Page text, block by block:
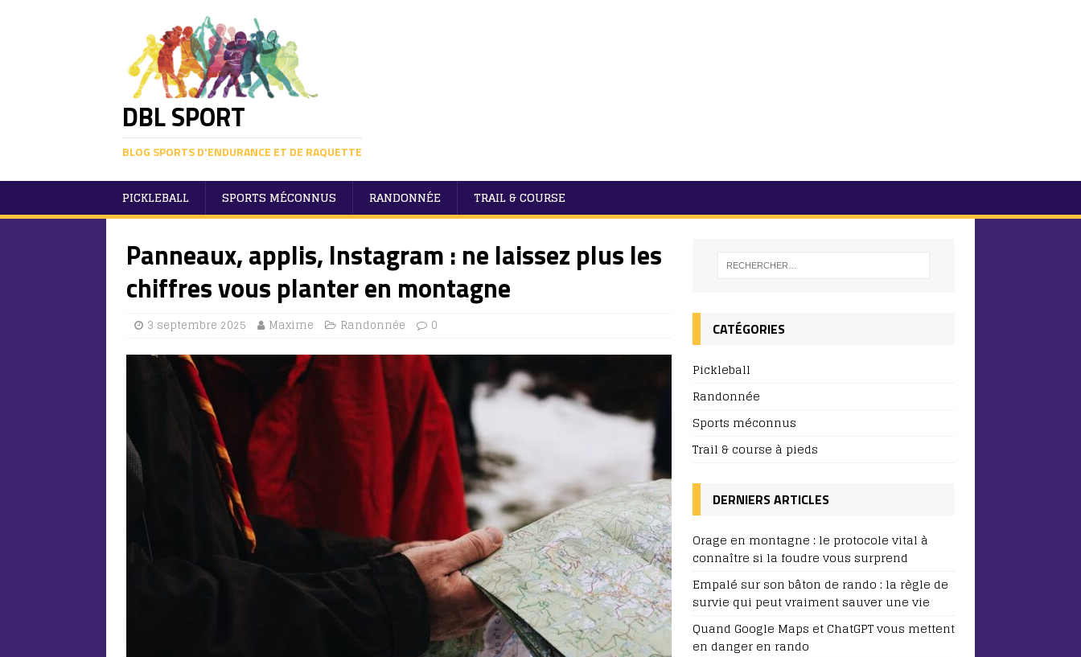
DBL SPORT
BLOG SPORTS D'ENDURANCE ET DE RAQUETTE
PICKLEBALL SPORTS MÉCONNUS RANDONNÉE TRAIL & COURSE
Panneaux, applis, Instagram : ne laissez plus les
chiffres vous planter en montagne
3 septembre 2025 Maxime Randonnée 0 CATÉGORIES
Pickleball
Randonnée
Sports méconnus
Trail & course à pieds
DERNIERS ARTICLES
Orage en montagne : le protocole vital à
connaître si la foudre vous surprend
Empalé sur son bâton de rando : la règle de
survie qui peut vraiment sauver une vie
Quand Google Maps et ChatGPT vous mettent
en danger en rando